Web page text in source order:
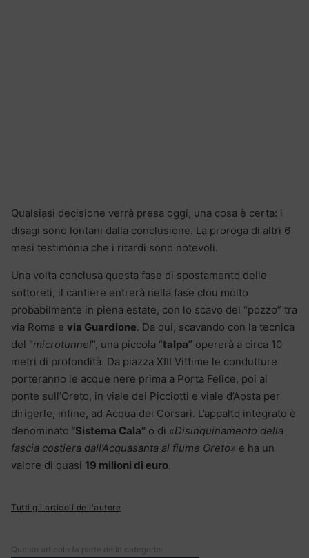
Qualsiasi decisione verrà presa oggi, una cosa è certa: i
disagi sono lontani dalla conclusione. La proroga di altri 6
mesi testimonia che i ritardi sono notevoli.
Una volta conclusa questa fase di spostamento delle
sottoreti, il cantiere entrerà nella fase clou molto
probabilmente in piena estate, con lo scavo del “pozzo” tra
via Roma e via Guardione. Da qui, scavando con la tecnica
del “microtunnel”, una piccola “talpa” opererà a circa 10
metri di profondità. Da piazza XIII Vittime le condutture
porteranno le acque nere prima a Porta Felice, poi al
ponte sull’Oreto, in viale dei Picciotti e viale d’Aosta per
dirigerle, infine, ad Acqua dei Corsari. L’appalto integrato è
denominato “Sistema Cala” o di «Disinquinamento della
fascia costiera dall’Acquasanta al fiume Oreto» e ha un
valore di quasi 19 milioni di euro.
Tutti gli articoli dell'autore
Questo articolo fa parte delle categorie: